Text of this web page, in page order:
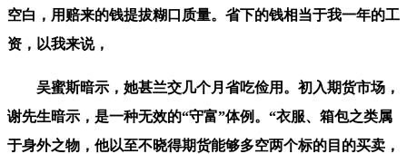
空白，用赔来的钱提拔糊口质量。省下的钱相当于我一年的工
资，以我来说，
吴蜜斯暗示，她甚兰交几个月省吃俭用。初入期货市场，
谢先生暗示，是一种无效的“守富”体例。“衣服、箱包之类属
于身外之物，他以至不晓得期货能够多空两个标的目的买卖，